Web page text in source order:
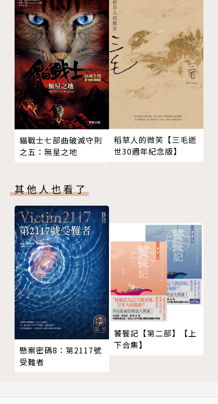
生於法國軍官家庭，父親是拿破崙麾下的將軍。中學時
代起，已顯露出文學上的天賦。二十一歲出版第一本詩
集《頌歌集》，二十六歲已成為名聲大噪的作家，是當
時世界浪漫主義文學運動的領袖。
一八三○年，法國七月革命初始，他將家人安置妥當，
開始閉門創作第一部長篇小說《鐘樓怪人》。五個月
後，這部震撼人心的巨著橫空出世，從此風靡世界。
四十九歲時，因捍衛共和思想流亡二十年。期間，完成
了震驚全球的巨著《悲慘世界》。
一八七○年，他回歸故土，時年六十八歲。四年後，最
後一部長篇歷史小說《九三年》問世。
一八八五年五月二十二日，八十三歲的雨果在巴黎安然
離世。依照他的遺囑，捐給窮人五萬法郎，乘坐窮人的
靈車去墳地。法國政府為其舉行國葬，兩百多萬人為他
送行。雨果與歷代名人同葬先賢祠。
譯者簡介
山颯
生於北京。
著名旅法作家、詩人、畫家，法中基金會創辦人之一。
曾赴法國學習哲學和藝術史，後成為繪畫大師巴爾蒂斯
的助手。從九歲開始出版作品，獲好評無數。她的小說
Ⅳ 夜間街頭尾隨美女的煩惱
Ⅴ 狼狽不堪
Ⅵ 摔破的陶罐
Ⅶ 洞房之夜
第三卷
Ⅰ 聖母院
Ⅱ 鳥瞰巴黎
第四卷
Ⅰ 好人
Ⅱ 克洛德．弗洛羅
Ⅲ 怪獸的看守比怪獸還要凶猛
Ⅳ 狗與主人
Ⅵ 被眾人唾棄
第五卷
Ⅰ 幸運的聖馬丁修道院院長
Ⅱ 這個將毀滅那個
第六卷
Ⅰ 毫無偏見地窺視古代司法
Ⅱ 老鼠洞
Ⅲ 玉米酥餅的故事
Ⅳ 一滴水換一滴淚
Ⅴ 玉米酥餅的結局
第七卷
Ⅰ 向小羊訴說心事的危險
Ⅱ 教士和哲學家
Ⅲ 大鐘
Ⅵ 公開咒罵七聲的後果
貓戰士七部曲破滅守則
之五：無星之地
稻草人的微笑【三毛逝
世30週年紀念版】
其他人也看了
懸案密碼8：第2117號
受難者
饕餮記【第二部】【上
下合集】